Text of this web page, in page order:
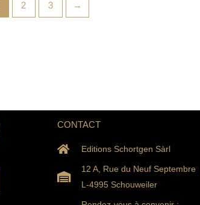
2 3 →
CONTACT
Editions Schortgen Sàrl
12 A, Rue du Neuf Septembre
L-4995 Schouweiler